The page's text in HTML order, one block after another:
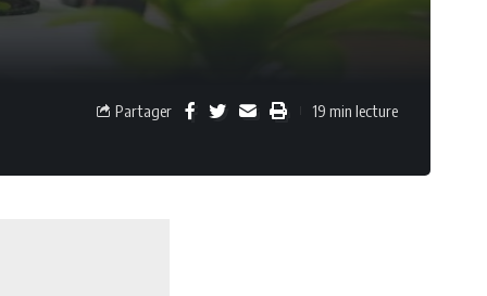
Partager 19 min lecture